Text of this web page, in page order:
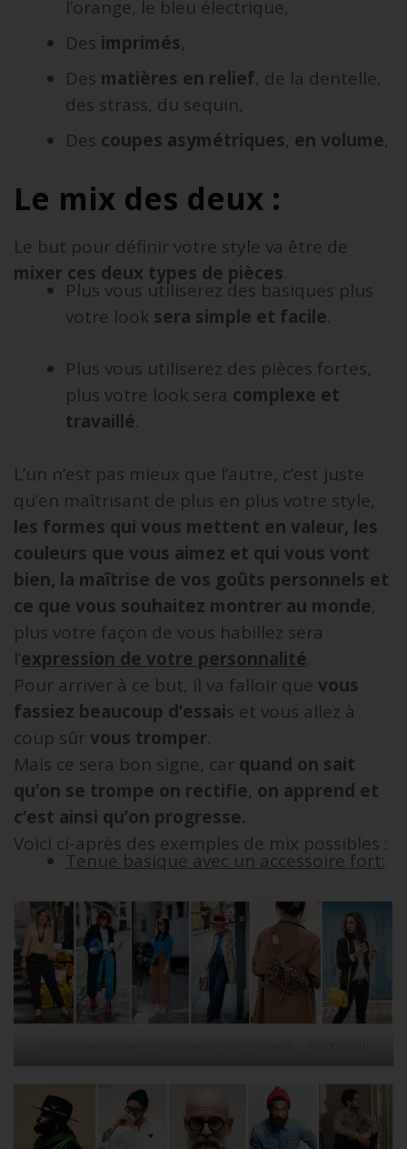
l’orange, le bleu électrique,
Des imprimés,
Des matières en relief, de la dentelle,
des strass, du sequin,
Des coupes asymétriques, en volume,
Le mix des deux :
Le but pour définir votre style va être de
mixer ces deux types de pièces.
Plus vous utiliserez des basiques plus
votre look sera simple et facile.
Plus vous utiliserez des pièces fortes,
plus votre look sera complexe et
travaillé.
L’un n’est pas mieux que l’autre, c’est juste
qu’en maîtrisant de plus en plus votre style,
les formes qui vous mettent en valeur, les
couleurs que vous aimez et qui vous vont
bien, la maîtrise de vos goûts personnels et
ce que vous souhaitez montrer au monde,
plus votre façon de vous habillez sera
l’expression de votre personnalité.
Pour arriver à ce but, il va falloir que vous
fassiez beaucoup d’essais et vous allez à
coup sûrvous tromper.
Mais ce sera bon signe, car quand on sait
qu’on se trompe on rectifie, on apprend et
c’est ainsi qu’on progresse.
Voici ci-après des exemples de mix possibles :
Tenue basique avec un accessoire fort: